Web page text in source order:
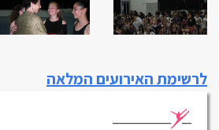
לרשימת האירועים המלאה